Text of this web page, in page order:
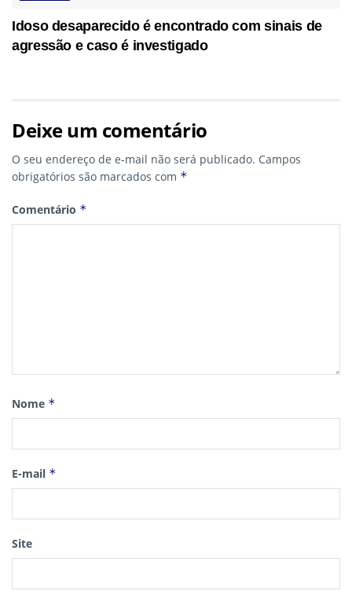
Idoso desaparecido é encontrado com sinais de
agressão e caso é investigado
Deixe um comentário
O seu endereço de e-mail não será publicado. Campos
obrigatórios são marcados com *
Comentário *
Nome *
E-mail *
Site